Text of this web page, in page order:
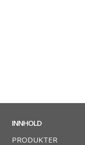
INNHOLD
PRODUKTER